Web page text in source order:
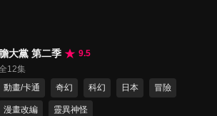
膽大黨 第二季
9.5
12集
動畫/卡通
奇幻 科幻 日本 冒險
漫畫改編 靈異神怪